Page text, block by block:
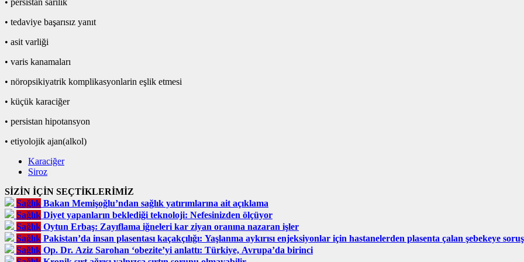
• tedaviye başarısız yanıt
• asit varliği
• varis kanamaları
• nöropsikiyatrik komplikasyonlarin eşlik etmesi
• küçük karaciğer
• persistan hipotansyon
• etiyolojik ajan(alkol)
Karaciğer
Siroz
SİZİN İÇİN SEÇTİKLERİMİZ
Sağlık Bakan Memişoğlu’ndan sağlık yatırımlarına ait açıklama
Sağlık Diyet yapanların beklediği teknoloji: Nefesinizden ölçüyor
Sağlık Oytun Erbaş: Zayıflama iğneleri kar ziyan oranına nazaran işler
Sağlık Pakistan’da insan plasentası kaçakçılığı: Yaşlanma aykırısı enjeksiyonlar için hastanelerden plasenta çalan şebekeye
Sağlık Op. Dr. Aziz Sarohan ‘obezite’yi anlattı: Türkiye, Avrupa’da birinci